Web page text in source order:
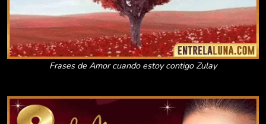
Frases de Amor cuando estoy contigo Zulay